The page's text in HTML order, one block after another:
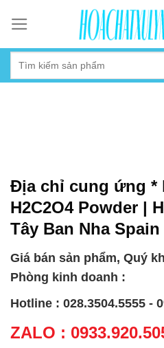
content
Địa chỉ cung ứng *
H2C2O4 Powder |
Tây Ban Nha Spain
Giá bán sản phẩm, Quý
Phòng kinh doanh :
Hotline : 028.3504.5555 -
ZALO :